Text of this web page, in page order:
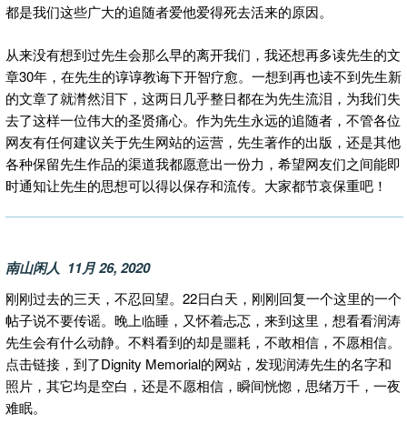
都是我们这些广大的追随者爱他爱得死去活来的原因。
从来没有想到过先生会那么早的离开我们，我还想再多读先生的文
章30年，在先生的谆谆教诲下开智疗愈。一想到再也读不到先生新
的文章了就潸然泪下，这两日几乎整日都在为先生流泪，为我们失
去了这样一位伟大的圣贤痛心。作为先生永远的追随者，不管各位
网友有任何建议关于先生网站的运营，先生著作的出版，还是其他
各种保留先生作品的渠道我都愿意出一份力，希望网友们之间能即
时通知让先生的思想可以得以保存和流传。大家都节哀保重吧！
南山闲人 11月 26, 2020
刚刚过去的三天，不忍回望。22日白天，刚刚回复一个这里的一个
帖子说不要传谣。晚上临睡，又怀着忐忑，来到这里，想看看润涛
先生会有什么动静。不料看到的却是噩耗，不敢相信，不愿相信。
点击链接，到了Dignity Memorial的网站，发现润涛先生的名字和
照片，其它均是空白，还是不愿相信，瞬间恍惚，思绪万千，一夜
难眠。